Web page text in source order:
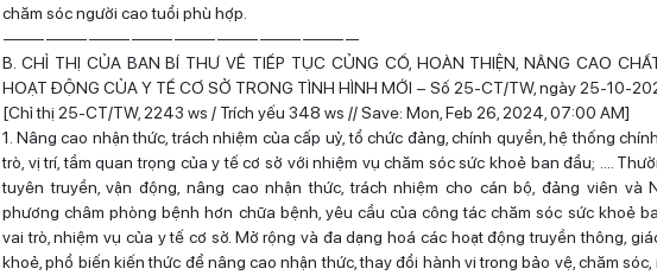
chăm sóc người cao tuổi phù hợp.
—————————————————————————
B. CHỈ THỊ CỦA BAN BÍ THƯ VỀ TIẾP TỤC CỦNG CỐ, HOÀN THIỆN, NÂNG CAO
HOẠT ĐỘNG CỦA Y TẾ CƠ SỞ TRONG TÌNH HÌNH MỚI – Số 25-CT/TW, ngày 25-10-
[Chỉ thị 25-CT/TW, 2243 ws / Trích yếu 348 ws // Save: Mon, Feb 26, 2024, 07:00 AM]
1. Nâng cao nhận thức, trách nhiệm của cấp uỷ, tổ chức đảng, chính quyền, hệ thống
trò, vị trí, tầm quan trọng của y tế cơ sở với nhiệm vụ chăm sóc sức khoẻ ban đầu; ….
tuyên truyền, vận động, nâng cao nhận thức, trách nhiệm cho cán bộ, đảng viên và
phương châm phòng bệnh hơn chữa bệnh, yêu cầu của công tác chăm sóc sức khoẻ
vai trò, nhiệm vụ của y tế cơ sở. Mở rộng và đa dạng hoá các hoạt động truyền thông,
khoẻ, phổ biến kiến thức để nâng cao nhận thức, thay đổi hành vi trong bảo vệ, chăm sóc,